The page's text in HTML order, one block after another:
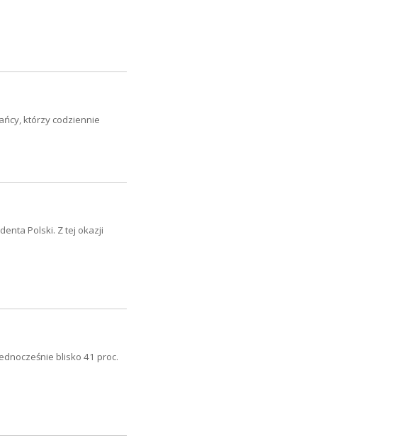
którzy codziennie
Polski. Z tej okazji
blisko 41 proc.